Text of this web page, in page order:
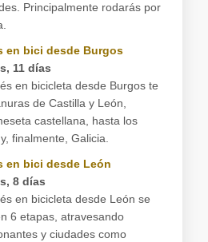
Principalmente rodarás por
en bici desde Burgos
11 días
en bicicleta desde Burgos te
de Castilla y León,
castellana, hasta los
finalmente, Galicia.
en bici desde León
8 días
en bicicleta desde León se
6 etapas, atravesando
y ciudades como